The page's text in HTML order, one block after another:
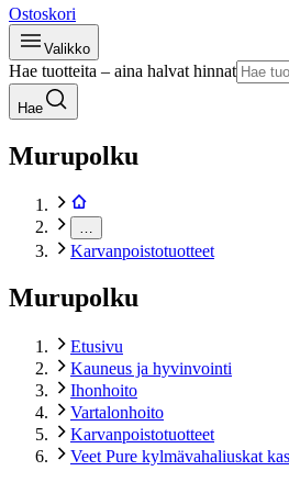
Ostoskori
Valikko
Hae tuotteita – aina halvat hinnat
Hae
Murupolku
Karvanpoistotuotteet
Murupolku
Etusivu
Kauneus ja hyvinvointi
Ihonhoito
Vartalonhoito
Karvanpoistotuotteet
Veet Pure kylmävahaliuskat